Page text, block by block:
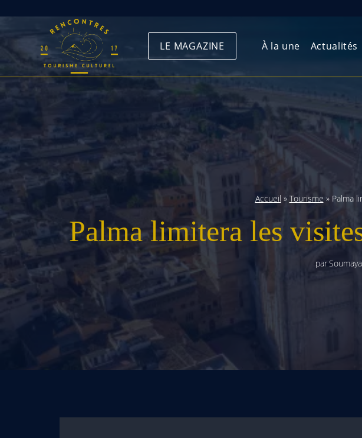
content
LE MAGAZINE À la une Actualités
Europe de
Europe du Nord
Europe de l’Est
Balkans
Accueil » Tourisme » Palma
Palma limitera les
parSoumaya